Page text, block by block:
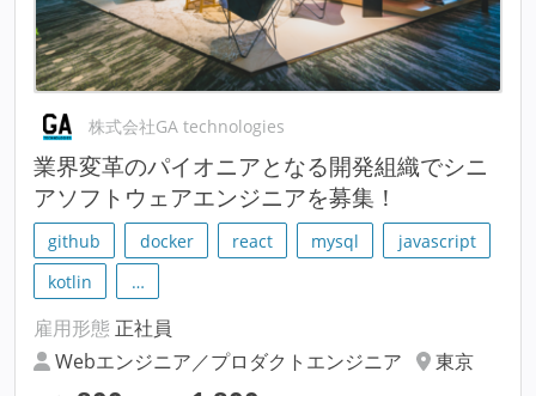
株式会社GA technologies
業界変革のパイオニアとなる開発組織でシニ
アソフトウェアエンジニアを募集！
github docker react mysql
javascript
kotlin
…
雇用形態 正社員
Webエンジニア／プロダクトエンジニア
東京